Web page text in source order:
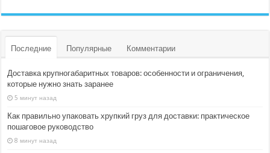
Последние Популярные Комментарии
Доставка крупногабаритных товаров: особенности и ограничения,
которые нужно знать заранее
5 минут назад
Как правильно упаковать хрупкий груз для доставки: практическое
пошаговое руководство
8 минут назад